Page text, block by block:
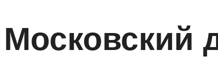
Московский